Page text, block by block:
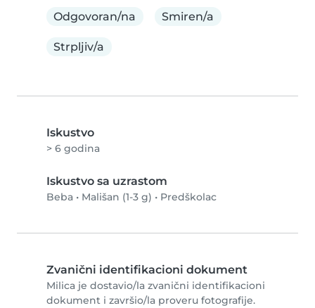
Odgovoran/na
Smiren/a
Strpljiv/a
Iskustvo
> 6 godina
Iskustvo sa uzrastom
Beba • Mališan (1-3 g) • Predškolac
Zvanični identifikacioni dokument
Milica je dostavio/la zvanični identifikacioni
dokument i završio/la proveru fotografije.